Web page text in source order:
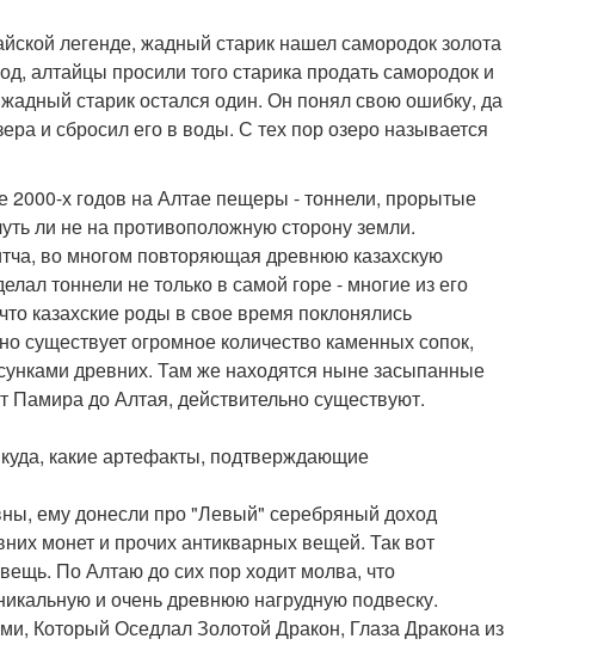
легенде, жадный старик нашел самородок золота
алтайцы просили того старика продать самородок и
старик остался один. Он понял свою ошибку, да
и сбросил его в воды. С тех пор озеро называется
2000-х годов на Алтае пещеры - тоннели, прорытые
ли не на противоположную сторону земли.
во многом повторяющая древнюю казахскую
тоннели не только в самой горе - многие из его
казахские роды в свое время поклонялись
существует огромное количество каменных сопок,
древних. Там же находятся ныне засыпанные
до Алтая, действительно существуют.
какие артефакты, подтверждающие
ему донесли про "Левый" серебряный доход
монет и прочих антикварных вещей. Так вот
По Алтаю до сих пор ходит молва, что
и очень древнюю нагрудную подвеску.
Который Оседлал Золотой Дракон, Глаза Дракона из